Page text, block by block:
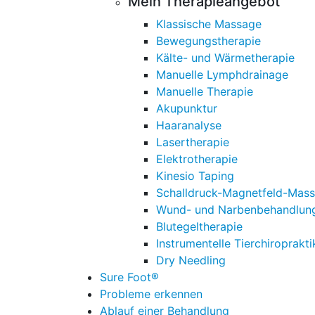
Klassische Massage
Bewegungstherapie
Kälte- und Wärmetherapie
Manuelle Lymphdrainage
Manuelle Therapie
Akupunktur
Haaranalyse
Lasertherapie
Elektrotherapie
Kinesio Taping
Schalldruck-Magnetfeld-
Wund- und
Blutegeltherapie
Instrumentelle
Dry Needling
Sure Foot®
Probleme erkennen
Ablauf einer Behandlung